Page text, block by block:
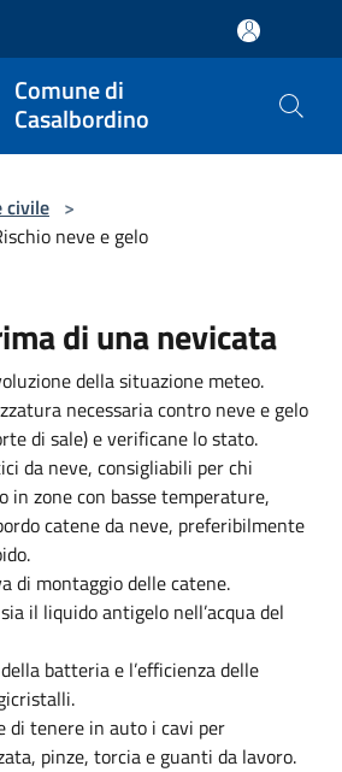
Comune di
Casalbordino
civile >
neve e gelo
di una nevicata
della situazione meteo.
necessaria contro neve e gelo
di sale) e verificane lo stato.
da neve, consigliabili per chi
in zone con basse temperature,
catene da neve, preferibilmente
di montaggio delle catene.
il liquido antigelo nell’acqua del
batteria e l’efficienza delle
di tenere in auto i cavi per
pinze, torcia e guanti da lavoro.